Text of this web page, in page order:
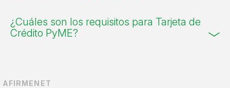
¿Cuáles son los requisitos para Tarjeta de
Crédito PyME?
AFIRMENET